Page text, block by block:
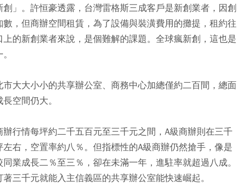
」。許恒豪透露，台灣雷格斯三成客戶是新創業者，因創
，但商辦空間租賃，為了設備與裝潢費用的攤提，租約往
的新創業者來說，是個難解的課題。全球瘋新創，這也是
大大小小的共享辦公室、商務中心加總僅約二百間，總面
空間仍大。
行情每坪約二千五百元至三千元之間，A級商辦則在三千
右，空置率約八％。但指標性的A級商辦仍然搶手，像是
業成長二％至三％，卻在未滿一年，進駐率就超過八成。
三千元就能入主信義區的共享辦公室能快速崛起。